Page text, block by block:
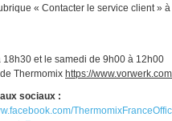
« Contacter le service client » à
et le samedi de 9h00 à 12h00
Thermomix https://
sociaux :